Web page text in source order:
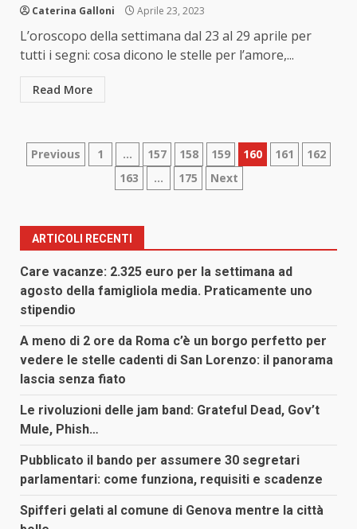
Caterina Galloni Aprile 23, 2023
L’oroscopo della settimana dal 23 al 29 aprile per
tutti i segni: cosa dicono le stelle per l’amore,...
Read More
Paginazione
articoli
Previous 1 … 157 158 159 160 161
162
163
… 175 Next
ARTICOLI RECENTI
Care vacanze: 2.325 euro per la settimana ad
agosto della famigliola media. Praticamente uno
stipendio
A meno di 2 ore da Roma c’è un borgo perfetto per
vedere le stelle cadenti di San Lorenzo: il panorama
lascia senza fiato
Le rivoluzioni delle jam band: Grateful Dead, Gov’t
Mule, Phish…
Pubblicato il bando per assumere 30 segretari
parlamentari: come funziona, requisiti e scadenze
Spifferi gelati al comune di Genova mentre la città